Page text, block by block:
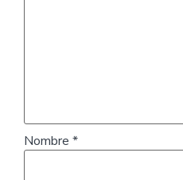
Nombre *